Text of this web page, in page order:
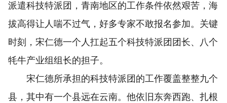
派遣科技特派团，青南地区的工作条件依然艰苦，海
拔高得让人喘不过气，好多专家不敢报名参加。关键
时刻，宋仁德一个人扛起五个科技特派团团长、八个
牦牛产业组组长的担子。
宋仁德所承担的科技特派团的工作覆盖整整九个
县，其中有一个县远在云南。他依旧东奔西跑、扎根